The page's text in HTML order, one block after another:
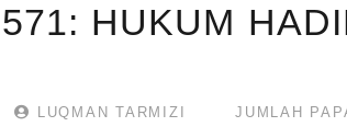
HUKUM
LUQMAN TARMIZI JUMLAH